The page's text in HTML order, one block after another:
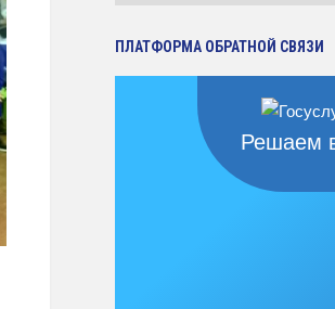
ПЛАТФОРМА ОБРАТНОЙ СВЯЗИ
Решаем